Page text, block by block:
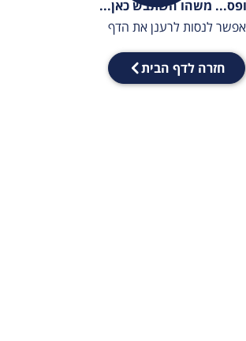
משהו השתבש כאן...
אפשר לנסות לרענן את הדף
חזרה לדף הבית